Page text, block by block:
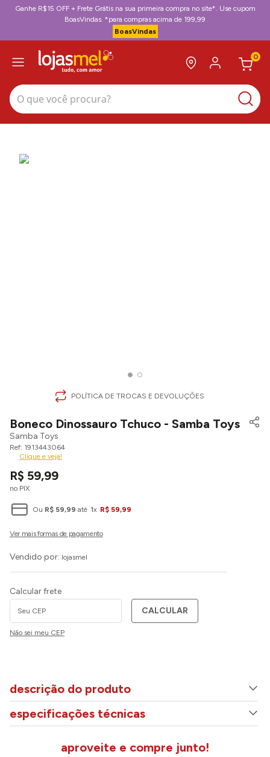
Ganhe R$15 OFF + Frete Grátis na sua primeira compra no site*. Use cupom
BoasVindas. *para compras acima de 199,99
BoasVindas
0
O que você procura?
POLÍTICA DE TROCAS E DEVOLUÇÕES
Boneco Dinossauro Tchuco - Samba Toys
Samba Toys
1913443064
Clique e veja!
R$ 59,99
no PIX
Ou R$ 59,99 até 1x R$ 59,99
Vendido por: lojasmel
Calcular frete
CALCULAR
Não sei meu CEP
descrição do produto
especificações técnicas
aproveite e compre junto!